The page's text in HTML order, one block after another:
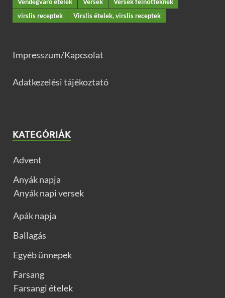
virslis receptek
Virslis ételek, virslis receptek
Impresszum/Kapcsolat
Adatkezelési tájékoztató
KATEGÓRIÁK
Advent
Anyák napja
Anyák napi versek
Apák napja
Ballagás
Egyéb ünnepek
Farsang
Farsangi ételek